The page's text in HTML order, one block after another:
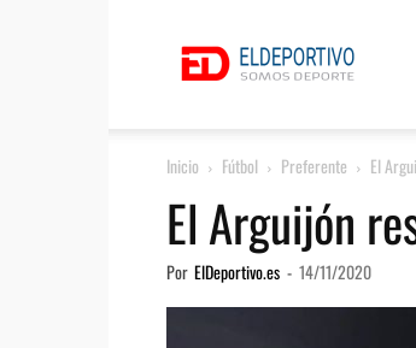
Inicio Fútbol Preferente El
El Arguijón
Por ElDeportivo.es - 14/11/2020